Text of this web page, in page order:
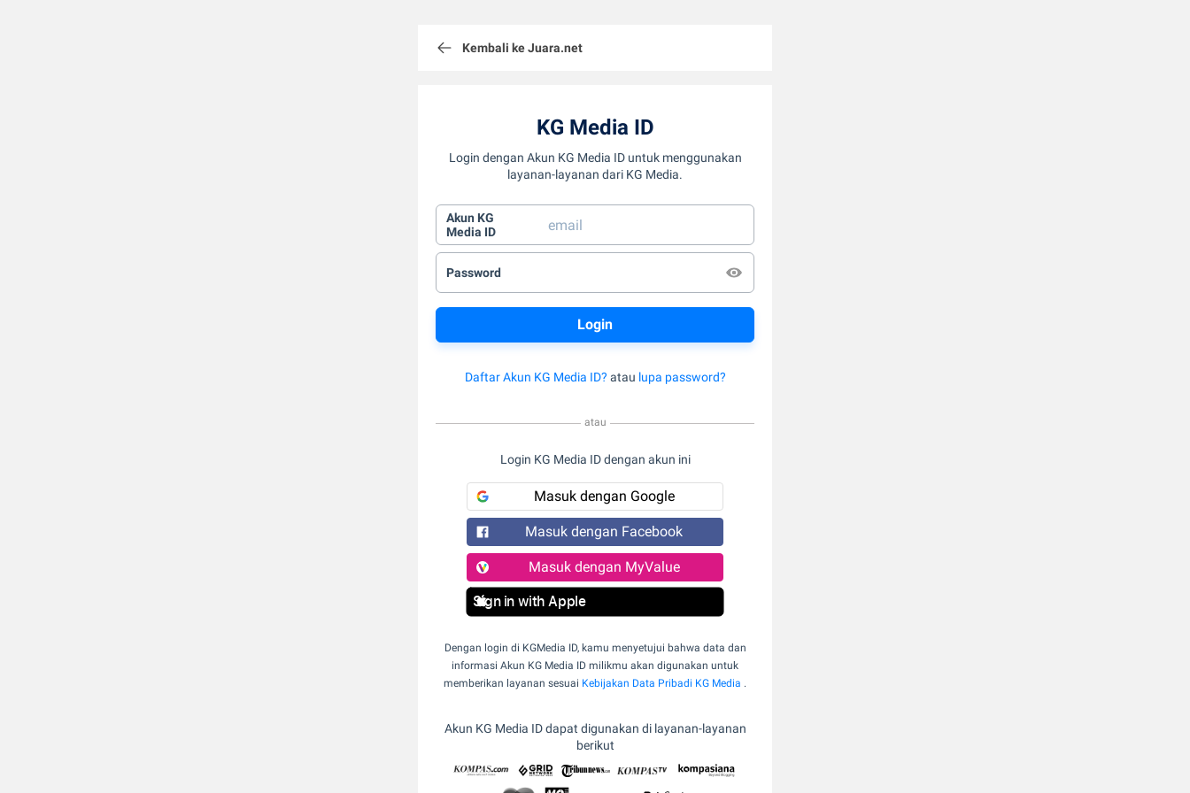
Kembali ke Juara.net
KG Media ID
Login dengan Akun KG Media ID untuk menggunakan
layanan-layanan dari KG Media.
Akun KG
Media ID
Password
Daftar Akun KG Media ID? atau lupa password?
atau
Login KG Media ID dengan akun ini
Masuk dengan Google
Masuk dengan Facebook
Masuk dengan MyValue
Sign in with Apple
Dengan login di KGMedia ID, kamu menyetujui bahwa data dan
informasi Akun KG Media ID milikmu akan digunakan untuk
memberikan layanan sesuai Kebijakan Data Pribadi KG Media .
Akun KG Media ID dapat digunakan di layanan-layanan
berikut